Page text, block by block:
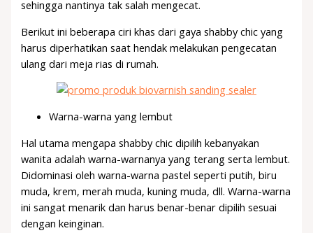
sehingga nantinya tak salah mengecat.
Berikut ini beberapa ciri khas dari gaya shabby chic yang
harus diperhatikan saat hendak melakukan pengecatan
ulang dari meja rias di rumah.
Warna-warna yang lembut
Hal utama mengapa shabby chic dipilih kebanyakan
wanita adalah warna-warnanya yang terang serta lembut.
Didominasi oleh warna-warna pastel seperti putih, biru
muda, krem, merah muda, kuning muda, dll. Warna-warna
ini sangat menarik dan harus benar-benar dipilih sesuai
dengan keinginan.